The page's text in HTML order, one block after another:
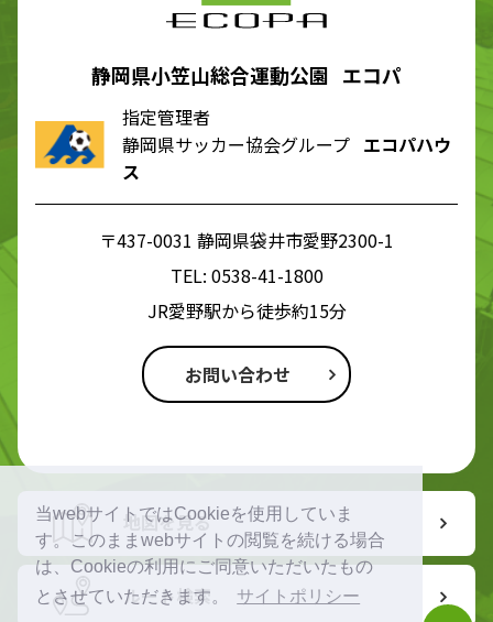
当webサイトではCookieを使用していま
す。このままwebサイトの閲覧を続ける場合
は、Cookieの利用にご同意いただいたもの
とさせていただきます。
サイトポリシー
静岡県小笠山総合運動公園 エコパ
指定管理者
静岡県サッカー協会グループ エコパハウ
ス
〒437-0031 静岡県袋井市愛野2300-1
TEL: 0538-41-1800
JR愛野駅から徒歩約15分
お問い合わせ
地図を見る
ルート検索